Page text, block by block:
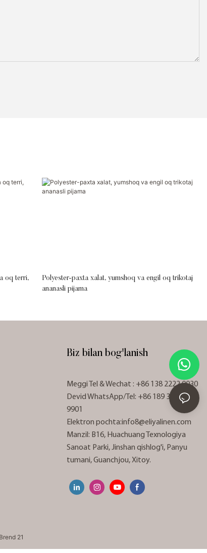
oq terri,
Polyester-paxta xalat, yumshoq va engil oq trikotaj
ananasli pijama
Biz bilan bog'lanish
Meggi Tel& Wechat : +86 138 2222 0030
Devid WhatsApp/Tel: +86 189 3398
9901
Elektron pochta:info8@eliyalinen.com
Manzil: B16, Huachuang Texnologiya
Sanoat Parki, Jinshan qishlog'i, Panyu
tumani, Guanchjou, Xitoy.